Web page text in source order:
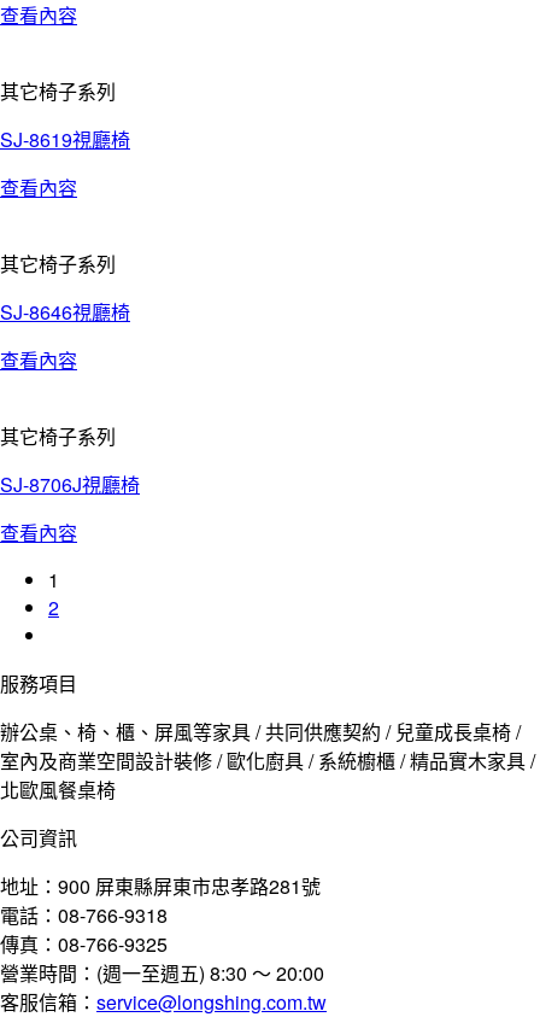
查看內容
其它椅子系列
SJ-8619視廳椅
查看內容
其它椅子系列
SJ-8646視廳椅
查看內容
其它椅子系列
SJ-8706J視廳椅
查看內容
1
2
服務項目
辦公桌、椅、櫃、屏風等家具 / 共同供應契約 / 兒童成長桌椅 /
室內及商業空間設計裝修 / 歐化廚具 / 系統櫥櫃 / 精品實木家具 /
北歐風餐桌椅
公司資訊
地址：900 屏東縣屏東市忠孝路281號
電話：08-766-9318
傳真：08-766-9325
營業時間：(週一至週五) 8:30 ～ 20:00
客服信箱： service@longshing.com.tw